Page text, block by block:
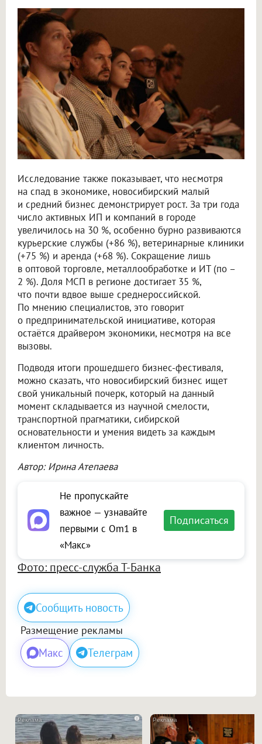
Исследование также показывает, что несмотря
на спад в экономике, новосибирский малый
и средний бизнес демонстрирует рост. За три года
число активных ИП и компаний в городе
увеличилось на 30 %, особенно бурно развиваются
курьерские службы (+86 %), ветеринарные клиники
(+75 %) и аренда (+68 %). Сокращение лишь
в оптовой торговле, металлообработке и ИТ (по –
2 %). Доля МСП в регионе достигает 35 %,
что почти вдвое выше среднероссийской.
По мнению специалистов, это говорит
о предпринимательской инициативе, которая
остаётся драйвером экономики, несмотря на все
вызовы.
Подводя итоги прошедшего бизнес-фестиваля,
можно сказать, что новосибирский бизнес ищет
свой уникальный почерк, который на данный
момент складывается из научной смелости,
транспортной прагматики, сибирской
основательности и умения видеть за каждым
клиентом личность.
Автор: Ирина Атепаева
Не пропускайте
важное — узнавайте
первыми с Om1 в
«Макс»
Подписаться
Фото: пресс-служба Т-Банка
Сообщить новость
Размещение рекламы
Макс Телеграм
i